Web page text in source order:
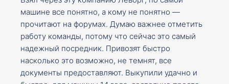
машине все понятно, а кому не понятно —
прочитают на форумах. Думаю важнее отметить
работу команды, потому что сейчас это самый
надежный посредник. Привозят быстро
насколько это возможно, не темнят, все
документы предоставляют. Выкупили удачно и